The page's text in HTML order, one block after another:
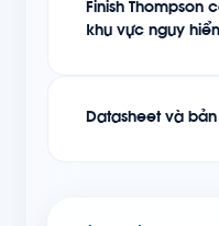
Finish Thompson
khu vực nguy
Datasheet và